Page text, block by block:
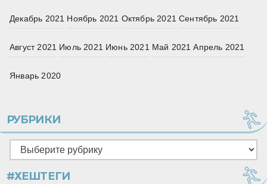
Декабрь 2021 Ноябрь 2021 Октябрь 2021 Сентябрь 2021
Август 2021 Июль 2021 Июнь 2021 Май 2021 Апрель 2021
Январь 2020
РУБРИКИ
Рубрики
#ХЕШТЕГИ